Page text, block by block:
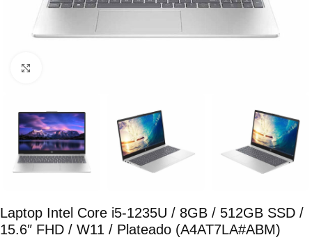
Laptop Intel Core i5-1235U / 8GB / 512GB SSD /
15.6″ FHD / W11 / Plateado (A4AT7LA#ABM)